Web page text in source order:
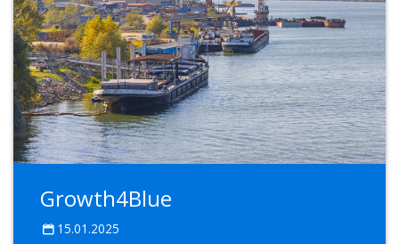
Growth4Blue
15.01.2025